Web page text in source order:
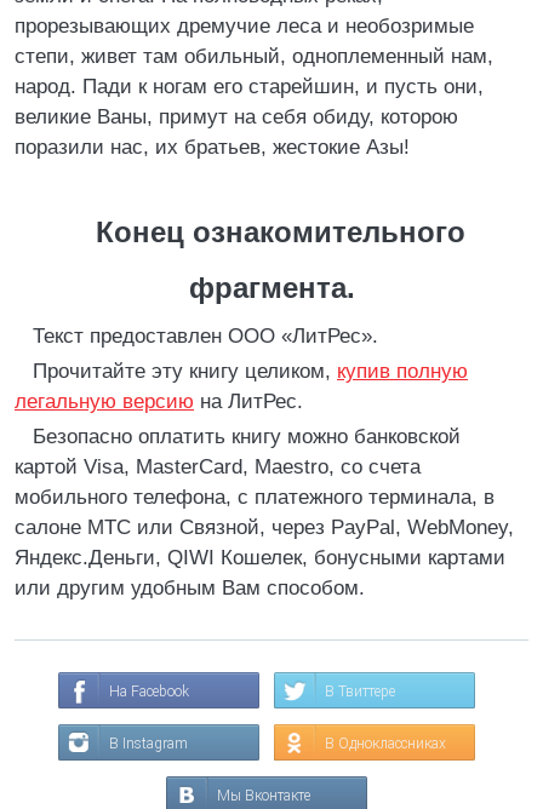
прорезывающих дремучие леса и необозримые
степи, живет там обильный, одноплеменный нам,
народ. Пади к ногам его старейшин, и пусть они,
великие Ваны, примут на себя обиду, которою
поразили нас, их братьев, жестокие Азы!
Конец ознакомительного
фрагмента.
Текст предоставлен ООО «ЛитРес».
Прочитайте эту книгу целиком, купив полную
легальную версию на ЛитРес.
Безопасно оплатить книгу можно банковской
картой Visa, MasterCard, Maestro, со счета
мобильного телефона, с платежного терминала, в
салоне МТС или Связной, через PayPal, WebMoney,
Яндекс.Деньги, QIWI Кошелек, бонусными картами
или другим удобным Вам способом.
На Facebook В Твиттере
В Instagram В Одноклассниках
Мы Вконтакте